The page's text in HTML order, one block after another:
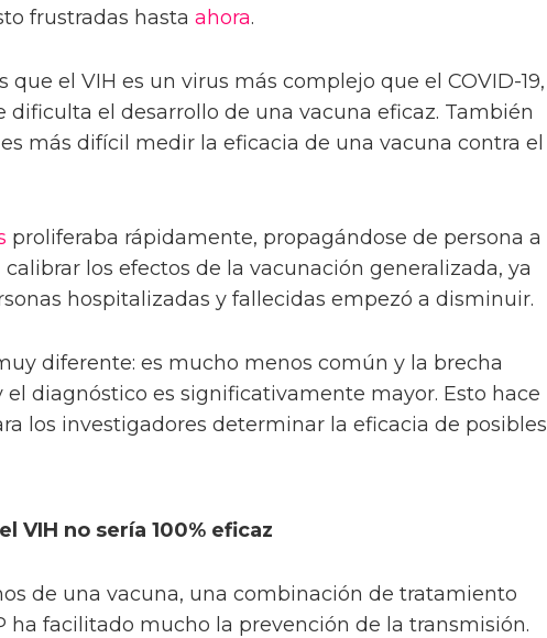
frustradas hasta ahora.
que el VIH es un virus más complejo que el COVID-19,
dificulta el desarrollo de una vacuna eficaz. También
más difícil medir la eficacia de una vacuna contra el
proliferaba rápidamente, propagándose de persona a
los efectos de la vacunación generalizada, ya
hospitalizadas y fallecidas empezó a disminuir.
diferente: es mucho menos común y la brecha
diagnóstico es significativamente mayor. Esto hace
los investigadores determinar la eficacia de posibles
VIH no sería 100% eficaz
de una vacuna, una combinación de tratamiento
ha facilitado mucho la prevención de la transmisión.